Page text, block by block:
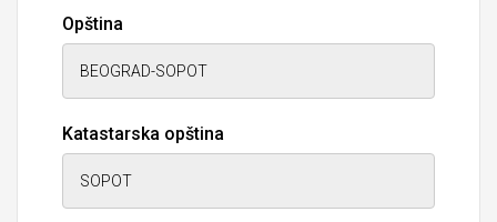
Opština
Katastarska opština